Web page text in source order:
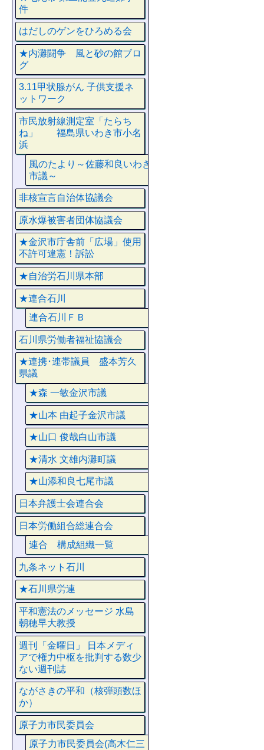
件
はだしのゲンをひろめる会
★内灘闘争 風と砂の館ブロ
グ
3.11甲状腺がん 子供支援ネ
ットワーク
市民放射線測定室「たらち
ね」 福島県いわき市小名
浜
風のたより～佐藤和良いわき
市議～
非核宣言自治体協議会
原水爆被害者団体協議会
★金沢市庁舎前「広場」使用
不許可違憲！訴訟
★自治労石川県本部
★連合石川
連合石川ＦＢ
石川県労働者福祉協議会
★連携･連帯議員 盛本芳久
県議
★森 一敏金沢市議
★山本 由起子金沢市議
★山口 俊哉白山市議
★清水 文雄内灘町議
★山添和良七尾市議
日本弁護士会連合会
日本労働組合総連合会
連合 構成組織一覧
九条ネット石川
★石川県労連
平和憲法のメッセージ 水島
朝穂早大教授
週刊「金曜日」 日本メディ
アで権力中枢を批判する数少
ない週刊誌
ながさきの平和（核弾頭数ほ
か）
原子力市民委員会
原子力市民委員会(高木仁三